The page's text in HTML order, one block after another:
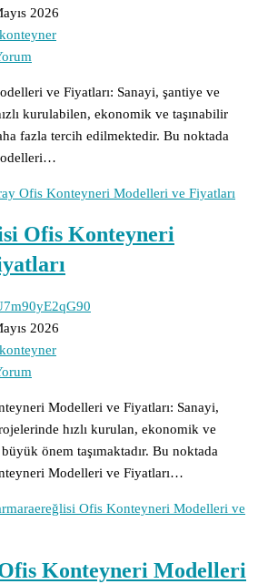
2026
ve Fiyatları: Sanayi, şantiye ve
kurulabilen, ekonomik ve taşınabilir
fazla tercih edilmektedir. Bu noktada
Ofis Konteyneri Modelleri ve Fiyatları
Ofis Konteyneri
2026
Modelleri ve Fiyatları: Sanayi,
hızlı kurulan, ekonomik ve
önem taşımaktadır. Bu noktada
Modelleri ve Fiyatları…
Ofis Konteyneri Modelleri ve
Konteyneri Modelleri